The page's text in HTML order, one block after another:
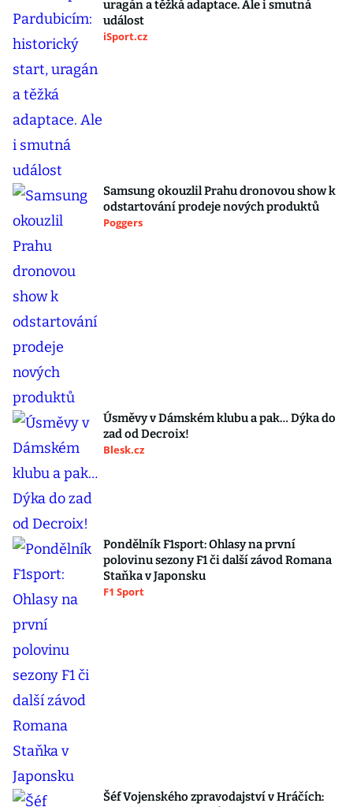
uragán a těžká adaptace. Ale i smutná
událost
iSport.cz
Samsung okouzlil Prahu dronovou show k
odstartování prodeje nových produktů
Poggers
Úsměvy v Dámském klubu a pak… Dýka do
zad od Decroix!
Blesk.cz
Pondělník F1sport: Ohlasy na první
polovinu sezony F1 či další závod Romana
Staňka v Japonsku
F1 Sport
Šéf Vojenského zpravodajství v Hráčích: